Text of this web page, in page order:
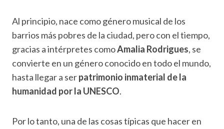
Al principio, nace como género musical de los
barrios más pobres de la ciudad, pero con el tiempo,
gracias a intérpretes comoAmalia Rodrigues, se
convierte en un género conocido en todo el mundo,
hasta llegar a serpatrimonio inmaterial de la
humanidad por la UNESCO.
Por lo tanto, una de las cosas típicas que hacer en